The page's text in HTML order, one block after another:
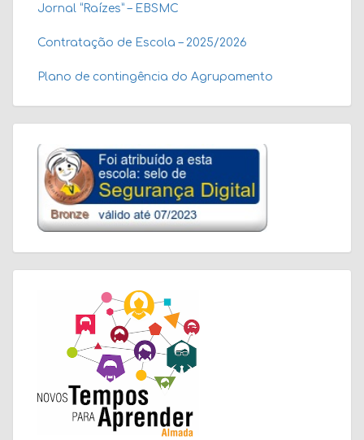
Jornal “Raízes” – EBSMC
Contratação de Escola – 2025/2026
Plano de contingência do Agrupamento